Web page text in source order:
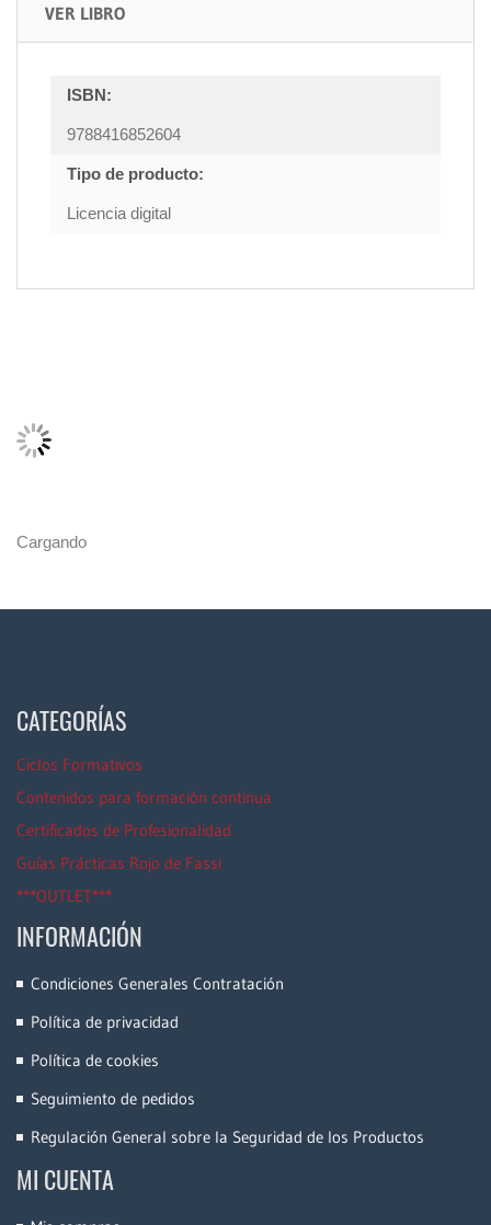
VER LIBRO
ISBN:
9788416852604
Tipo de producto:
Licencia digital
Cargando
CATEGORÍAS
Ciclos Formativos
Contenidos para formación continua
Certificados de Profesionalidad
Guías Prácticas Rojo de Fassi
***OUTLET***
INFORMACIÓN
Condiciones Generales Contratación
Política de privacidad
Política de cookies
Seguimiento de pedidos
Regulación General sobre la Seguridad de los Productos
MI CUENTA